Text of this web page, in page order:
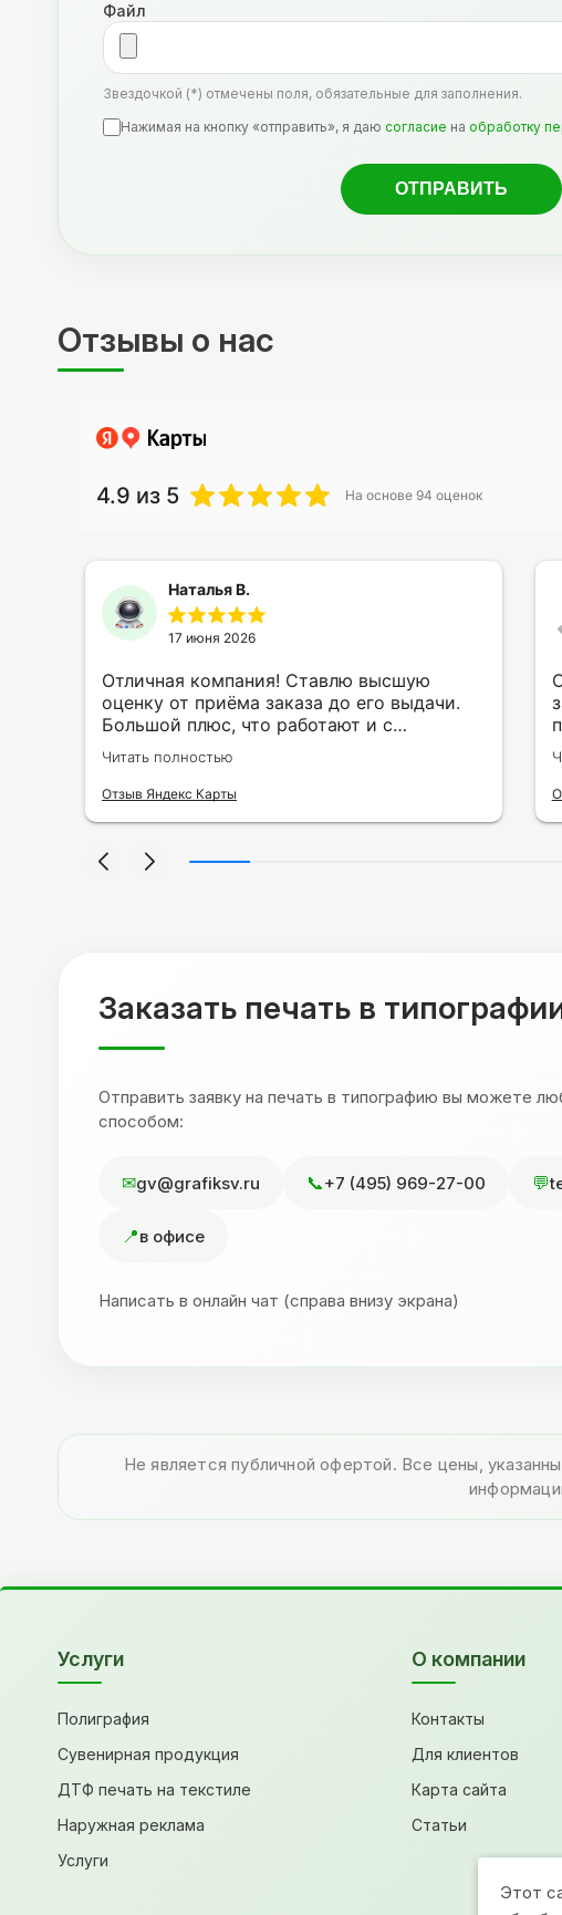
Файл
Звездочкой (*) отмечены поля, обязательные для заполнения.
Нажимая на кнопку «отправить», я даю согласие на обработку
Отзывы о нас
4.9 из 5 На основе 94 оценок
Наталья В.
17 июня 2026
Отличная компания! Ставлю высшую
оценку от приёма заказа до его выдачи.
Большой плюс, что работают и с
индивидуальными заказами. Нелбходимо
было нанести принт на кружку в подарок.
Заказ был исполнен оперативно и ооочень
спасибо Евгении за терпеливость,
Читать полностью
Отзыв Яндекс Карты
Заказать печать в
Отправить заявку на печать в типографию вы можете
способом:
gv@grafiksv.ru +7 (495) 969-27-00
в офисе
Написать в онлайн чат (справа внизу экрана)
Не является публичной офертой. Все цены,
Услуги
Полиграфия
Сувенирная продукция
ДТФ печать на текстиле
Наружная реклама
Услуги
О компании
Контакты
Для клиентов
Карта сайта
Статьи
Этот